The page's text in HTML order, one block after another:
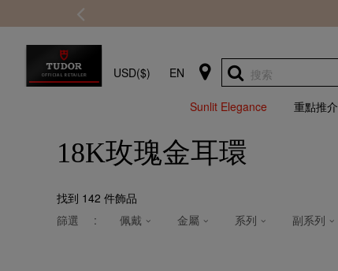
USD($) EN 搜索
Sunlit Elegance 重點推介
18K玫瑰金耳環
找到 142 件飾品
篩選
: 佩戴 金屬 系列 副系列